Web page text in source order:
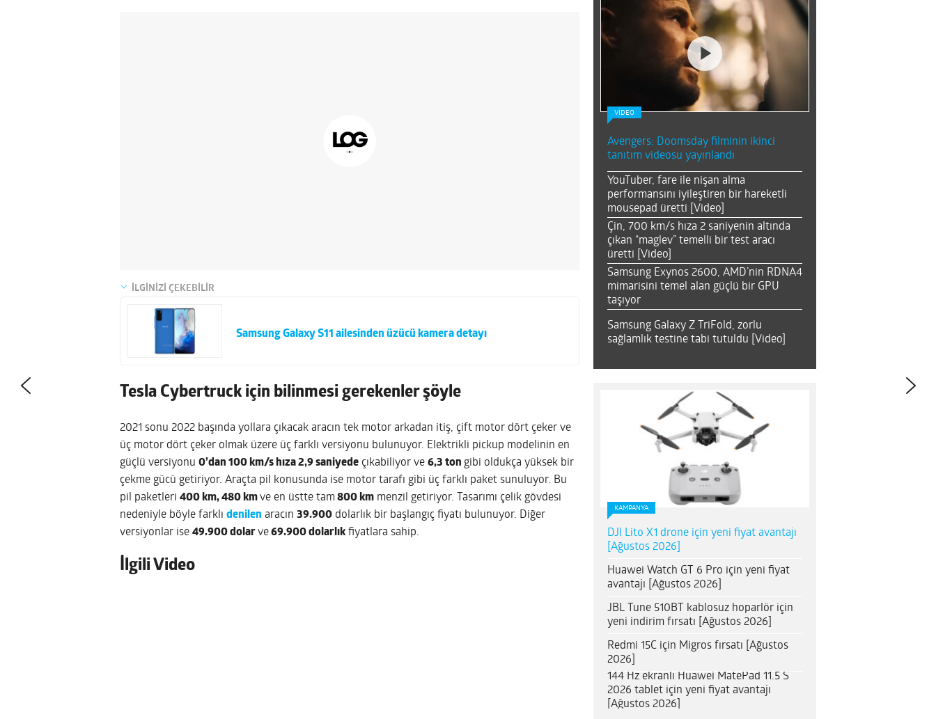
İLGİNİZİ ÇEKEBİLİR
Samsung Galaxy S11 ailesinden üzücü kamera detayı
Tesla Cybertruck için bilinmesi gerekenler şöyle
2021 sonu 2022 başında yollara çıkacak aracın tek motor arkadan itiş, çift motor dört çeker ve
üç motor dört çeker olmak üzere üç farklı versiyonu bulunuyor. Elektrikli pickup modelinin en
güçlü versiyonu 0’dan 100 km/s hıza 2,9 saniyede çıkabiliyor ve 6,3 ton gibi oldukça yüksek bir
çekme gücü getiriyor. Araçta pil konusunda ise motor tarafı gibi üç farklı paket sunuluyor. Bu
pil paketleri 400 km, 480 kmve en üstte tam800 km menzil getiriyor. Tasarımı çelik gövdesi
nedeniyle böyle farklı denilen aracın 39.900 dolarlık bir başlangıç fiyatı bulunuyor. Diğer
versiyonlar ise 49.900 dolarve69.900 dolarlık fiyatlara sahip.
İlgili Video
VİDEO
Avengers: Doomsday filminin ikinci
tanıtım videosu yayınlandı
YouTuber, fare ile nişan alma
performansını iyileştiren bir hareketli
mousepad üretti [Video]
Çin, 700 km/s hıza 2 saniyenin altında
çıkan “maglev” temelli bir test aracı
üretti [Video]
Samsung Exynos 2600, AMD’nin RDNA4
mimarisini temel alan güçlü bir GPU
taşıyor
Samsung Galaxy Z TriFold, zorlu
sağlamlık testine tabi tutuldu [Video]
KAMPANYA
DJI Lito X1 drone için yeni fiyat avantajı
[Ağustos 2026]
Huawei Watch GT 6 Pro için yeni fiyat
avantajı [Ağustos 2026]
JBL Tune 510BT kablosuz hoparlör için
yeni indirim fırsatı [Ağustos 2026]
Redmi 15C için Migros fırsatı [Ağustos
2026]
144 Hz ekranlı Huawei MatePad 11.5 S
2026 tablet için yeni fiyat avantajı
[Ağustos 2026]